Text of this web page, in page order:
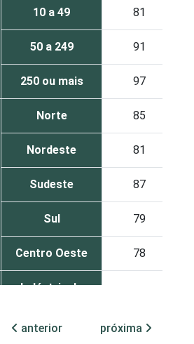
10 a 49 81
50 a 249 91
250 ou mais 97
Norte 85
Nordeste 81
Sudeste 87
Sul 79
Centro Oeste 78
Indústria de
anterior próxima